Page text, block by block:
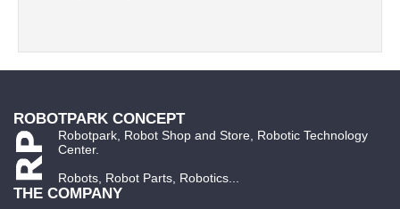
ROBOTPARK CONCEPT
Robotpark, Robot Shop and Store, Robotic Technology
Center.
Robots, Robot Parts, Robotics...
THE COMPANY